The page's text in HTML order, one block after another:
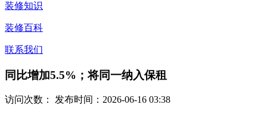
装修知识
装修百科
联系我们
同比增加5.5%；将同一纳入保租
访问次数： 发布时间：2026-06-16 03:38